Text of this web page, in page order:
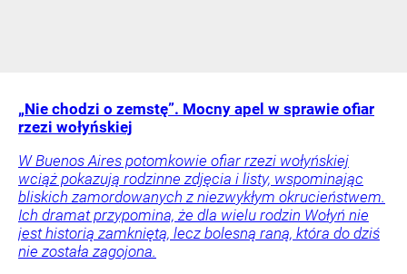
„Nie chodzi o zemstę”. Mocny apel w sprawie ofiar
rzezi wołyńskiej
W Buenos Aires potomkowie ofiar rzezi wołyńskiej
wciąż pokazują rodzinne zdjęcia i listy, wspominając
bliskich zamordowanych z niezwykłym okrucieństwem.
Ich dramat przypomina, że dla wielu rodzin Wołyń nie
jest historią zamkniętą, lecz bolesną raną, która do dziś
nie została zagojona.